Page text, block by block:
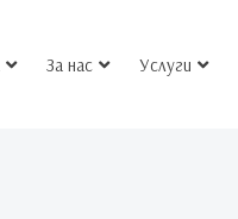
За нас Услуги